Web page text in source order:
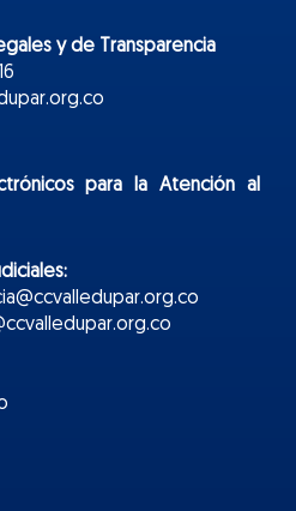
y de Transparencia
ónicospara la Atención al